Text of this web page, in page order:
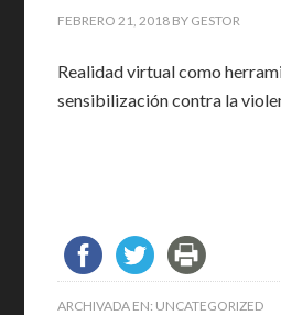
FEBRERO 21, 2018 BY GESTOR
Realidad virtual como
sensibilización contra la
ARCHIVADA EN: UNCATEGORIZED